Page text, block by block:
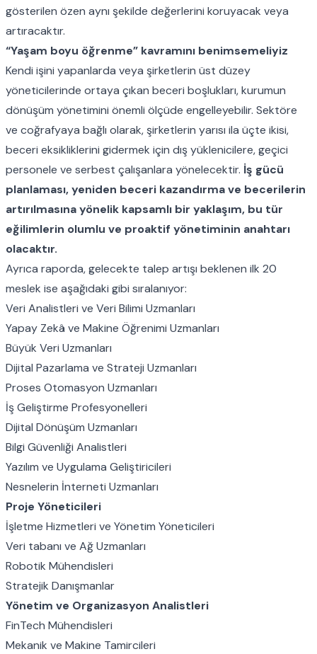
gösterilen özen aynı şekilde değerlerini koruyacak veya
artıracaktır.
“Yaşam boyu öğrenme” kavramını benimsemeliyiz
Kendi işini yapanlarda veya şirketlerin üst düzey
yöneticilerinde ortaya çıkan beceri boşlukları, kurumun
dönüşüm yönetimini önemli ölçüde engelleyebilir. Sektöre
ve coğrafyaya bağlı olarak, şirketlerin yarısı ila üçte ikisi,
beceri eksikliklerini gidermek için dış yüklenicilere, geçici
personele ve serbest çalışanlara yönelecektir. İş gücü
planlaması, yeniden beceri kazandırma ve becerilerin
artırılmasına yönelik kapsamlı bir yaklaşım, bu tür
eğilimlerin olumlu ve proaktif yönetiminin anahtarı
olacaktır.
Ayrıca raporda, gelecekte talep artışı beklenen ilk 20
meslek ise aşağıdaki gibi sıralanıyor:
Veri Analistleri ve Veri Bilimi Uzmanları
Yapay Zekâ ve Makine Öğrenimi Uzmanları
Büyük Veri Uzmanları
Dijital Pazarlama ve Strateji Uzmanları
Proses Otomasyon Uzmanları
İş Geliştirme Profesyonelleri
Dijital Dönüşüm Uzmanları
Bilgi Güvenliği Analistleri
Yazılım ve Uygulama Geliştiricileri
Nesnelerin İnterneti Uzmanları
Proje Yöneticileri
İşletme Hizmetleri ve Yönetim Yöneticileri
Veri tabanı ve Ağ Uzmanları
Robotik Mühendisleri
Stratejik Danışmanlar
Yönetim ve Organizasyon Analistleri
FinTech Mühendisleri
Mekanik ve Makine Tamircileri